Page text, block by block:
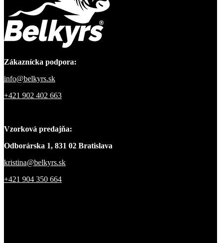
Zákaznícka podpora:
info@belkyrs.sk
+421 902 402 663
Vzorková predajňa:
Odborárska 1, 831 02 Bratislava
kristina@belkyrs.sk
+421 904 350 664